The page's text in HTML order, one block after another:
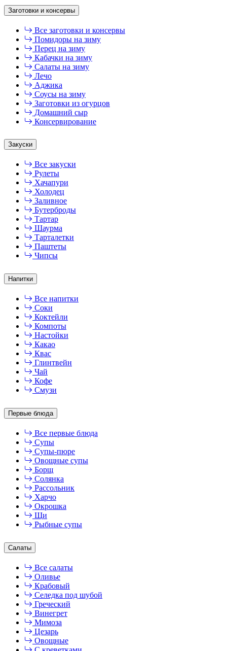
Заготовки и консервы
Все заготовки и консервы
Помидоры на зиму
Перец на зиму
Кабачки на зиму
Салаты на зиму
Лечо
Аджика
Соусы на зиму
Заготовки из огурцов
Домашний сыр
Консервирование
Закуски
Все закуски
Рулеты
Хачапури
Холодец
Заливное
Бутерброды
Тартар
Шаурма
Тарталетки
Паштеты
Чипсы
Напитки
Все напитки
Соки
Коктейли
Компоты
Настойки
Какао
Квас
Глинтвейн
Чай
Кофе
Смузи
Первые блюда
Все первые блюда
Супы
Супы-пюре
Овощные супы
Борщ
Солянка
Рассольник
Харчо
Окрошка
Щи
Рыбные супы
Салаты
Все салаты
Оливье
Крабовый
Селедка под шубой
Греческий
Винегрет
Мимоза
Цезарь
Овощные